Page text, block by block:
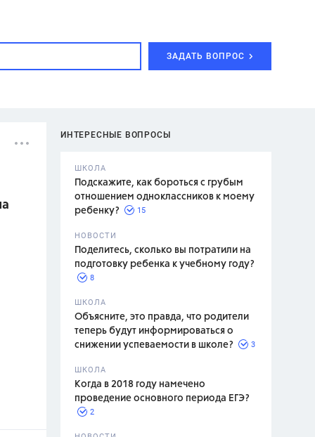
ЗАДАТЬ ВОПРОС
ИНТЕРЕСНЫЕ ВОПРОСЫ
ШКОЛА
Подскажите, как бороться с грубым
отношением одноклассников к моему
ребенку?
15
НОВОСТИ
Поделитесь, сколько вы потратили на
подготовку ребенка к учебному году?
8
ШКОЛА
Объясните, это правда, что родители
теперь будут информироваться о
снижении успеваемости в школе?
3
ШКОЛА
Когда в 2018 году намечено
проведение основного периода ЕГЭ?
2